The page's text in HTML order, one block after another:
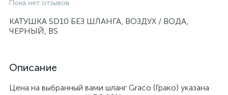
Пока нет отзывов
КАТУШКА SD10 БЕЗ ШЛАНГА, ВОЗДУХ / ВОДА,
ЧЕРНЫЙ, BS
Описание
Цена на выбранный вами шланг Graco (Грако) указана